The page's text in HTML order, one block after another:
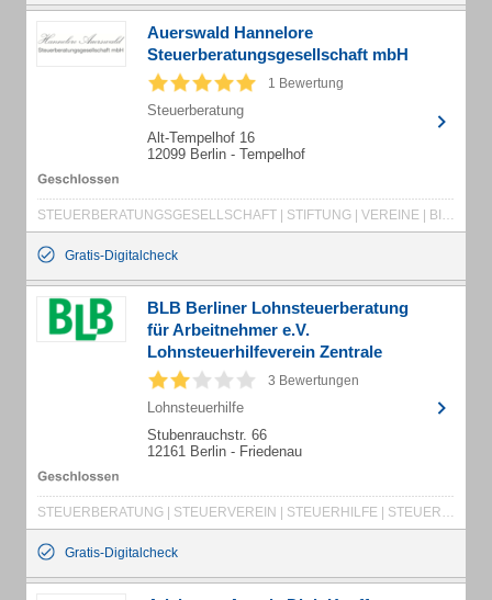
Auerswald Hannelore
Steuerberatungsgesellschaft mbH
1 Bewertung
Steuerberatung
Alt-Tempelhof 16
12099 Berlin - Tempelhof
STEUERBERATUNGSGESELLSCHAFT | STIFTUNG | VEREINE | BILANZEN | UNTERNEHMENSGRÜNDUNG | INSOLVENZEN | EXISTENZGRÜNDUNG | BUCHFÜHRUNG | UNTERNEHMENSBERATUNG | STEUERBERATUNG | LOHNABRECHNUNG | PFLEGEDIENSTE | KÜNSTLER
Gratis-Digitalcheck
BLB Berliner Lohnsteuerberatung
für Arbeitnehmer e.V.
Lohnsteuerhilfeverein Zentrale
3 Bewertungen
Lohnsteuerhilfe
Stubenrauchstr. 66
12161 Berlin - Friedenau
STEUERBERATUNG | STEUERVEREIN | STEUERHILFE | STEUER | STEUERBESCHEID | LOHNSTEUER | LOHNSTEUERHILFE | LOHNSTEUERHILFEVEREIN | LOHNSTEUERBERATUNG | LOHNSTEUERBERATER | LOHNSTEUERSACHE | EINKOMMENSSTEUER | EINKOMMENSSTEUERERKLÄRUNG | LOHNSTEUERJAHRESAUSGLEICH | STEUERSACHE | STEUERERKLÄRUNG | STEUERAUSGLEICH | JAHRESAUSGLEICH | STEUERZAHLER | FINANZAMT | VERANLAGUNG
Gratis-Digitalcheck